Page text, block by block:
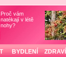
Proč vám
natékají v létě
nohy?
BYDLENÍ ZDRAVÍ